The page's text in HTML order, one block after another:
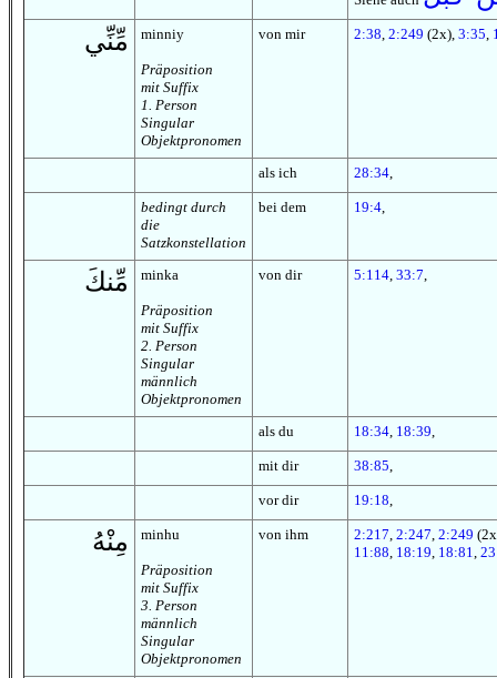
مِّنِّي
minniy
Präposition
mit Suffix
1. Person
Singular
Objektpronomen
von mir 2:38, 2:249 (2x), 3:35,
als ich 28:34,
bedingt durch
die
Satzkonstellation
bei dem 19:4,
مِّنكَ minka
Präposition
mit Suffix
2. Person
Singular
männlich
Objektpronomen
von dir 5:114, 33:7,
als du 18:34, 18:39,
mit dir 38:85,
vor dir 19:18,
مِنْهُ minhu
Präposition
mit Suffix
3. Person
männlich
Singular
Objektpronomen
von ihm 2:217, 2:247, 2:249
11:88, 18:19, 18:81,